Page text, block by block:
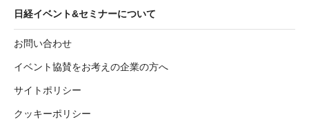
日経イベント&セミナーについて
お問い合わせ
イベント協賛をお考えの企業の方へ
サイトポリシー
クッキーポリシー